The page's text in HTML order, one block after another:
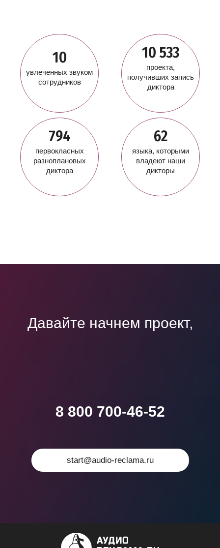
10
увлеченных звуком
сотрудников
10 533
проекта,
получивших запись
диктора
794
первокласных
разноплановых
диктора
62
языка, которыми
владеют наши
дикторы
Давайте начнем проект,
8 800 700-46-52
start@audio-reclama.ru